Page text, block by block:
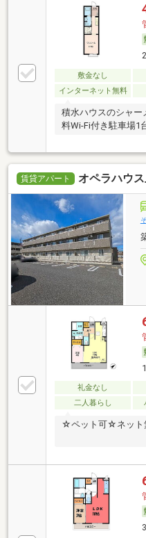
敷金なし
インターネット無料
積水ハウスのシャー
料Wi-Fi付き駐車場1
賃貸アパート オペラハウ
礼金なし
二人暮らし
☆ペット可☆ネット